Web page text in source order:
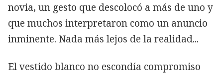
novia, un gesto que descolocó a más de uno y
que muchos interpretaron como un anuncio
inminente. Nada más lejos de la realidad...
El vestido blanco no escondía compromiso